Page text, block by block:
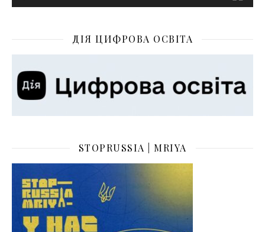
ДІЯ ЦИФРОВА ОСВІТА
STOPRUSSIA | MRIYA